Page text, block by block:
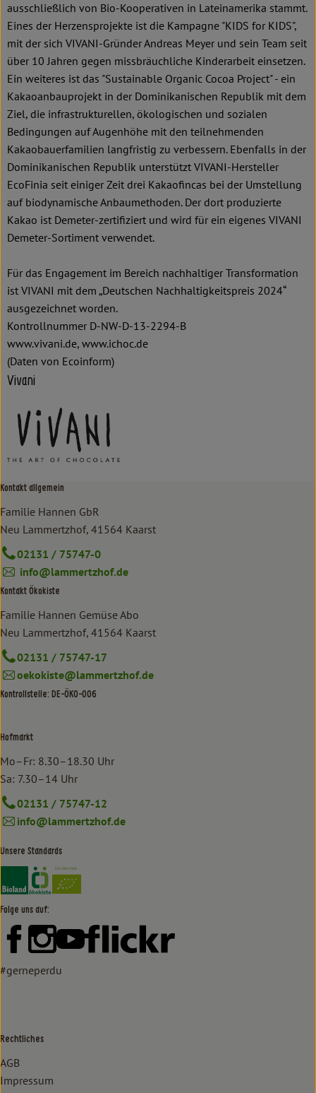
ausschließlich von Bio-Kooperativen in Lateinamerika stammt.
Eines der Herzensprojekte ist die Kampagne "KIDS for KIDS",
mit der sich VIVANI-Gründer Andreas Meyer und sein Team seit
über 10 Jahren gegen missbräuchliche Kinderarbeit einsetzen.
Ein weiteres ist das "Sustainable Organic Cocoa Project" - ein
Kakaoanbauprojekt in der Dominikanischen Republik mit dem
Ziel, die infrastrukturellen, ökologischen und sozialen
Bedingungen auf Augenhöhe mit den teilnehmenden
Kakaobauerfamilien langfristig zu verbessern. Ebenfalls in der
Dominikanischen Republik unterstützt VIVANI-Hersteller
EcoFinia seit einiger Zeit drei Kakaofincas bei der Umstellung
auf biodynamische Anbaumethoden. Der dort produzierte
Kakao ist Demeter-zertifiziert und wird für ein eigenes VIVANI
Demeter-Sortiment verwendet.
Für das Engagement im Bereich nachhaltiger Transformation
ist VIVANI mit dem „Deutschen Nachhaltigkeitspreis 2024“
ausgezeichnet worden.
Kontrollnummer D-NW-D-13-2294-B
www.vivani.de, www.ichoc.de
(Daten von Ecoinform)
Vivani
Kontakt allgemein
Familie Hannen GbR
Neu Lammertzhof, 41564 Kaarst
02131 / 75747-0
info@lammertzhof.de
Kontakt Ökokiste
Familie Hannen Gemüse Abo
Neu Lammertzhof, 41564 Kaarst
02131 / 75747-17
oekokiste@lammertzhof.de
Kontrollstelle: DE-ÖKO-006
Hofmarkt
Mo–Fr: 8.30–18.30 Uhr
Sa: 7.30–14 Uhr
02131 / 75747-12
info@lammertzhof.de
Unsere Standards
Externer Link zu https://www.bioland.de/verbraucher
Externer Link zu https://www.oekokiste.de/
Folge uns auf:
Externer Link zu https://www.facebook.com/lammertzhof/
Externer Link zu https://www.instagram.com/
Externer Link zu https://www.youtube.com/
Externer Link zu https://
#gerneperdu
Rechtliches
AGB
Impressum